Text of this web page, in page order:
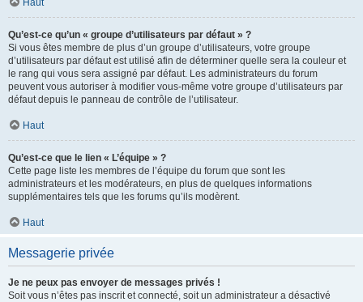
Haut
Qu’est-ce qu’un « groupe d’utilisateurs par défaut » ?
Si vous êtes membre de plus d’un groupe d’utilisateurs, votre groupe
d’utilisateurs par défaut est utilisé afin de déterminer quelle sera la couleur et
le rang qui vous sera assigné par défaut. Les administrateurs du forum
peuvent vous autoriser à modifier vous-même votre groupe d’utilisateurs par
défaut depuis le panneau de contrôle de l’utilisateur.
Haut
Qu’est-ce que le lien « L’équipe » ?
Cette page liste les membres de l’équipe du forum que sont les
administrateurs et les modérateurs, en plus de quelques informations
supplémentaires tels que les forums qu’ils modèrent.
Haut
Messagerie privée
Je ne peux pas envoyer de messages privés !
Soit vous n’êtes pas inscrit et connecté, soit un administrateur a désactivé